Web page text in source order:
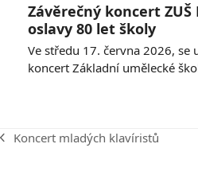
Závěrečný koncert
oslavy 80 let školy
Ve středu 17. června 2026, se
koncert Základní umělecké
previous
Koncert mladých klavíristů